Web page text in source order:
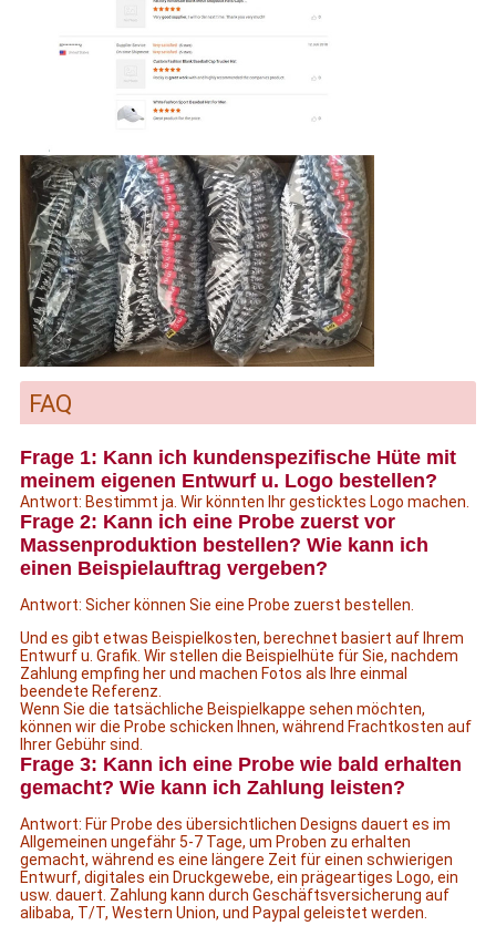
FAQ
Frage 1: Kann ich kundenspezifische Hüte mit
meinem eigenen Entwurf u. Logo bestellen?
Antwort: Bestimmt ja. Wir könnten Ihr gesticktes Logo machen.
Frage 2: Kann ich eine Probe zuerst vor
Massenproduktion bestellen? Wie kann ich
einen Beispielauftrag vergeben?
Antwort: Sicher können Sie eine Probe zuerst bestellen.
Und es gibt etwas Beispielkosten, berechnet basiert auf Ihrem
Entwurf u. Grafik. Wir stellen die Beispielhüte für Sie, nachdem
Zahlung empfing her und machen Fotos als Ihre einmal
beendete Referenz.
Wenn Sie die tatsächliche Beispielkappe sehen möchten,
können wir die Probe schicken Ihnen, während Frachtkosten auf
Ihrer Gebühr sind.
Frage 3: Kann ich eine Probe wie bald erhalten
gemacht? Wie kann ich Zahlung leisten?
Antwort: Für Probe des übersichtlichen Designs dauert es im
Allgemeinen ungefähr 5-7 Tage, um Proben zu erhalten
gemacht, während es eine längere Zeit für einen schwierigen
Entwurf, digitales ein Druckgewebe, ein prägeartiges Logo, ein
usw. dauert. Zahlung kann durch Geschäftsversicherung auf
alibaba, T/T, Western Union, und Paypal geleistet werden.